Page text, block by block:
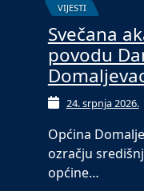
VIJESTI
Svečana
povodu
24. srpnja 2026.
Općina
ozračju
općine…